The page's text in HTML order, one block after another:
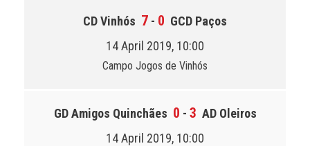
CD Vinhós 7 - 0 GCD Paços
14 April 2019, 10:00
Campo Jogos de Vinhós
GD Amigos Quinchães 0 - 3 AD Oleiros
14 April 2019, 10:00